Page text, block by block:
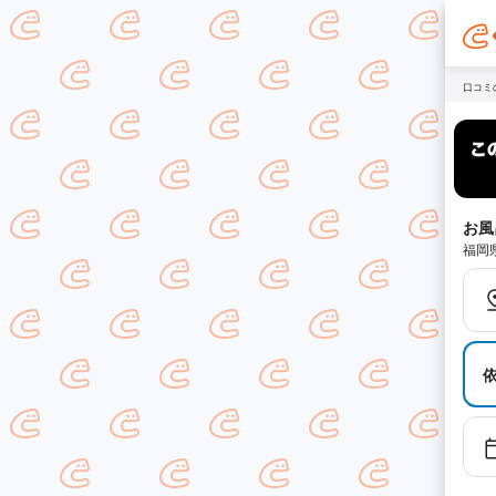
口コミ
お
福岡